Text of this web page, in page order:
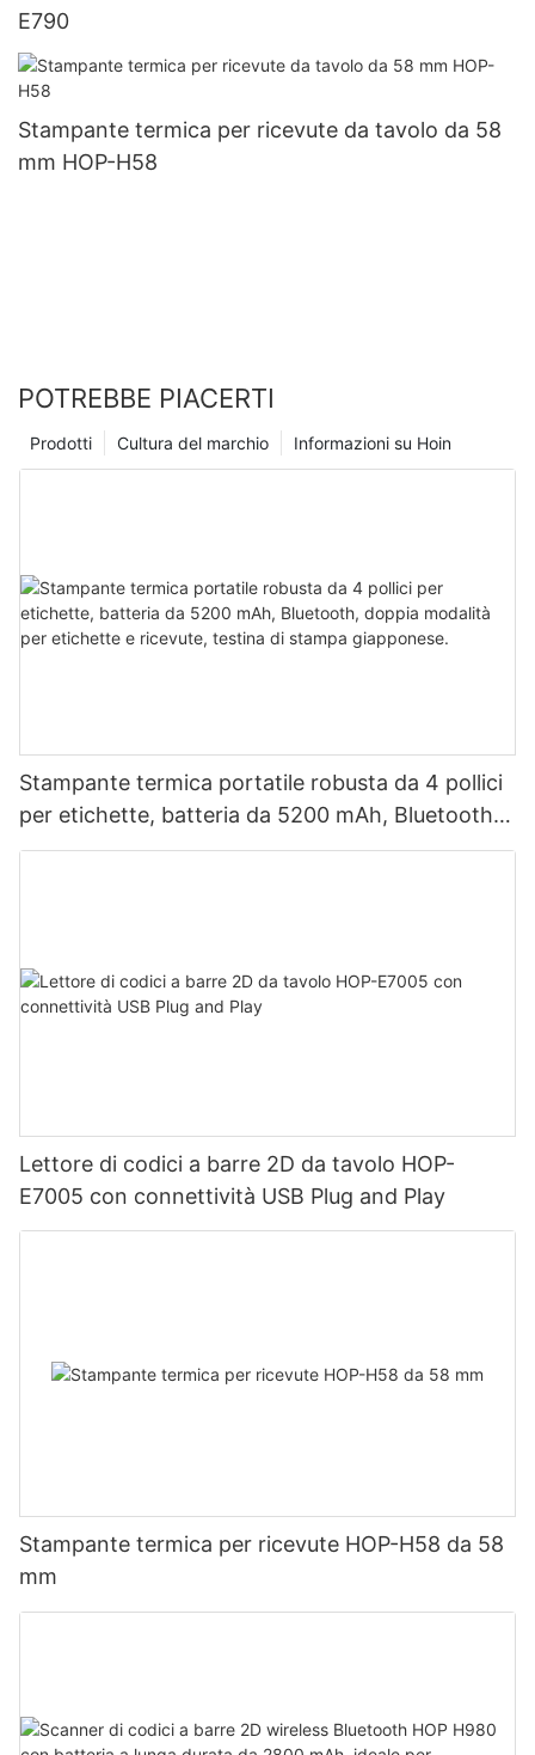
E790
Stampante termica per ricevute da tavolo da 58
mm HOP-H58
POTREBBE PIACERTI
Informazioni su Hoin
Cultura del marchio
Prodotti
Stampante termica portatile robusta da 4 pollici
per etichette, batteria da 5200 mAh, Bluetooth,
doppia modalità per etichette e ricevute, testina
Lettore di codici a barre 2D da tavolo HOP-
E7005 con connettività USB Plug and Play
Stampante termica per ricevute HOP-H58 da 58
mm